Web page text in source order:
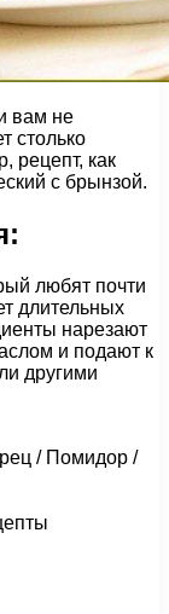
вам не
столько
рецепт, как
с брынзой.
любят почти
длительных
нарезают
и подают к
другими
/ Помидор /